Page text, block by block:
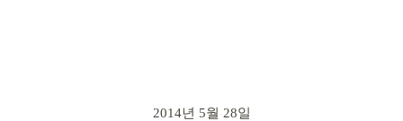
2014년 5월 28일